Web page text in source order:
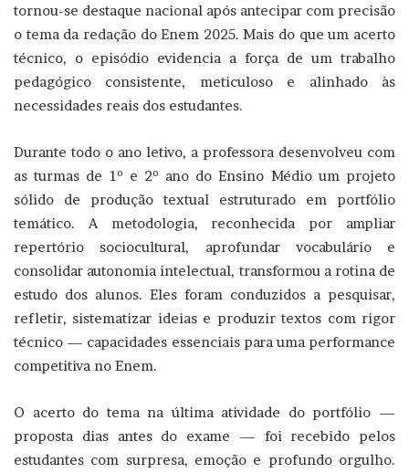
tornou-se destaque nacional após antecipar com precisão
o tema da redação do Enem 2025. Mais do que um acerto
técnico, o episódio evidencia a força de um trabalho
pedagógico consistente, meticuloso e alinhado às
necessidades reais dos estudantes.
Durante todo o ano letivo, a professora desenvolveu com
as turmas de 1º e 2º ano do Ensino Médio um projeto
sólido de produção textual estruturado em portfólio
temático. A metodologia, reconhecida por ampliar
repertório sociocultural, aprofundar vocabulário e
consolidar autonomia intelectual, transformou a rotina de
estudo dos alunos. Eles foram conduzidos a pesquisar,
refletir, sistematizar ideias e produzir textos com rigor
técnico — capacidades essenciais para uma performance
competitiva no Enem.
O acerto do tema na última atividade do portfólio —
proposta dias antes do exame — foi recebido pelos
estudantes com surpresa, emoção e profundo orgulho.